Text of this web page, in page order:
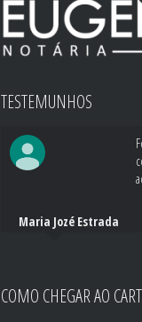
TESTEMUNHOS
Maria Jozé Estrada
COMO CHEGAR AO